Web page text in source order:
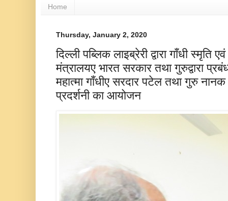
Home
Thursday, January 2, 2020
दिल्ली पब्लिक लाइब्रेरी द्वारा गाँधी स्मृति
मंत्रालयए भारत सरकार तथा गुरुद्वारा
महात्मा गाँधीए सरदार पटेल तथा गुरु
प्रदर्शनी का आयोजन